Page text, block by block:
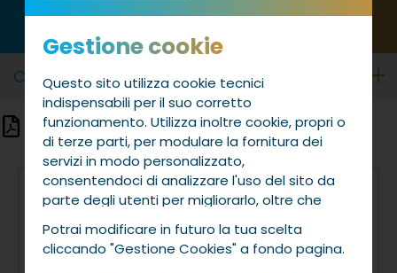
CORSI MUSICALI
CORSI MUSICALI PRE-ACCADEMICI
Offerta Formativa a.a. 2026/2027
Gestione cookie
Questo sito utilizza cookie tecnici
indispensabili per il suo corretto
funzionamento. Utilizza inoltre cookie, propri o
di terze parti, per modulare la fornitura dei
servizi in modo personalizzato,
consentendoci di analizzare l'uso del sito da
parte degli utenti per migliorarlo, oltre che
proposte o messaggi pubblicitari. Puoi
accettare tutti i cookie da noi utilizzati, o
Potrai modificare in futuro la tua scelta
cliccando "Gestione Cookies" a fondo pagina.